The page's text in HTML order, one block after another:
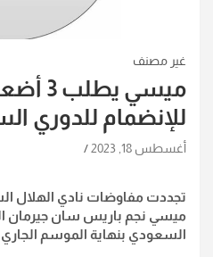
غير مصنف
ميسي
للإنضمام للدوري
أغسطس 18, 2023
تجددت مفاوضات نادي الهلال
ميسي نجم باريس سان جيرمان
السعودي بنهاية الموسم